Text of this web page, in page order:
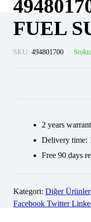
FUEL
SKU:494801700
2 years
Delivery time:
Free 90 days
Kategori:Diğer
Share:
Facebook Twitter